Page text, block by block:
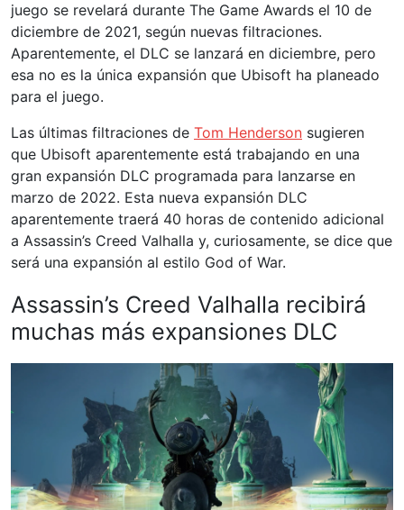
juego se revelará durante The Game Awards el 10 de
diciembre de 2021, según nuevas filtraciones.
Aparentemente, el DLC se lanzará en diciembre, pero
esa no es la única expansión que Ubisoft ha planeado
para el juego.
Las últimas filtraciones de Tom Henderson sugieren
que Ubisoft aparentemente está trabajando en una
gran expansión DLC programada para lanzarse en
marzo de 2022. Esta nueva expansión DLC
aparentemente traerá 40 horas de contenido adicional
a Assassin’s Creed Valhalla y, curiosamente, se dice que
será una expansión al estilo God of War.
Assassin’s Creed Valhalla recibirá
muchas más expansiones DLC